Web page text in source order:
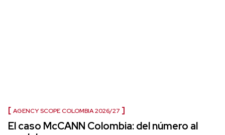
AGENCY SCOPE COLOMBIA 2026/27
El caso McCANN Colombia: del número al